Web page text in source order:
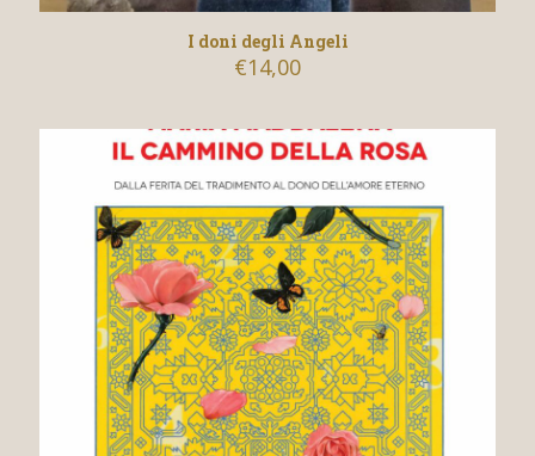
I doni degli Angeli
€14,00